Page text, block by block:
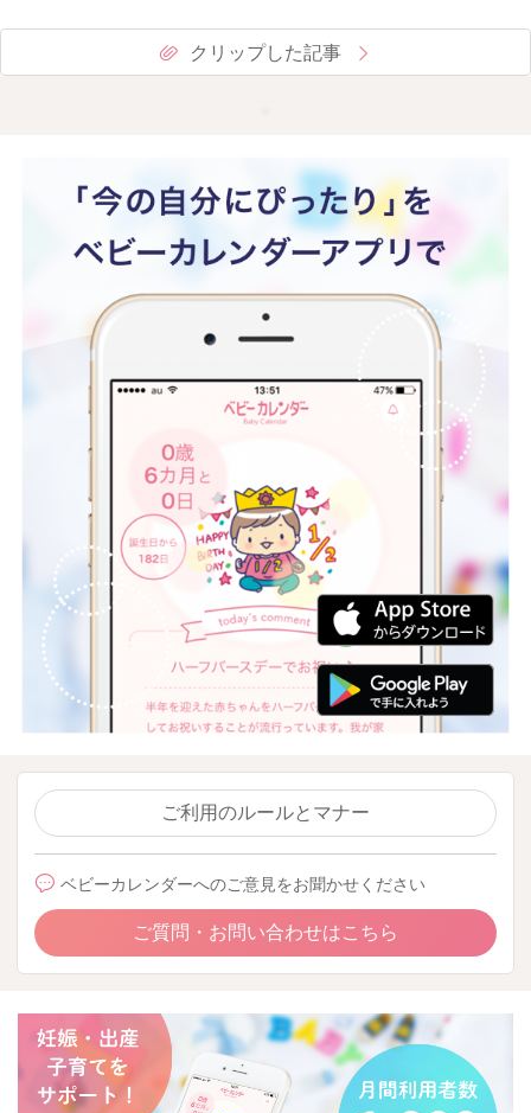
クリップした記事
ご利用のルールとマナー
ベビーカレンダーへのご意見をお聞かせください
ご質問・お問い合わせはこちら